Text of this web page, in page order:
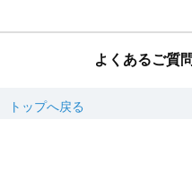
よくあるご質
トップへ戻る